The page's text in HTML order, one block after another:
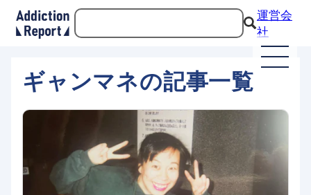
運営会
社
ギャンマネの記事一覧